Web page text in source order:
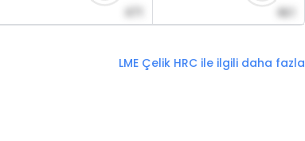
LME Çelik HRC ile ilgili daha fazla